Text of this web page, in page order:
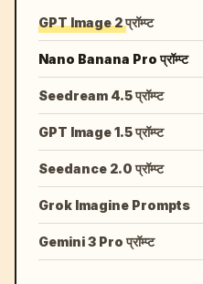
GPT Image 2 प्रॉम्प्ट
Nano Banana Pro प्रॉम्प्ट
Seedream 4.5 प्रॉम्प्ट
GPT Image 1.5 प्रॉम्प्ट
Seedance 2.0 प्रॉम्प्ट
Grok Imagine Prompts
Gemini 3 Pro प्रॉम्प्ट